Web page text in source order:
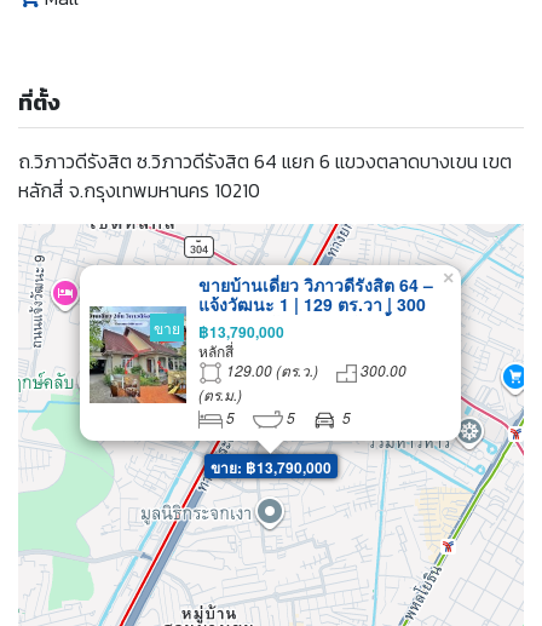
ที่ตั้ง
ถ.วิภาวดีรังสิต ซ.วิภาวดีรังสิต 64 แยก 6 แขวงตลาดบางเขน เขต
หลักสี่ จ.กรุงเทพมหานคร 10210
ขาย: ฿13,790,000
ขาย
ขายบ้านเดี่ยว วิภาวดีรังสิต 64 –
แจ้งวัฒนะ 1 | 129 ตร.วา | 300
ตร.ม. | 5 ห้องนอน 5 ห้องน้ำ |
ราคาพิเศษเหมาะอยู่อาศัยและทำ
โฮมออฟฟิศ ทำเลใกล้ดอนเมือง–
หลักสี่–ศูนย์ราชการแจ้งวัฒนะ
฿13,790,000
หลักสี่
129.00 (ตร.ว.)
300.00
(ตร.ม.)
5
5 5
×